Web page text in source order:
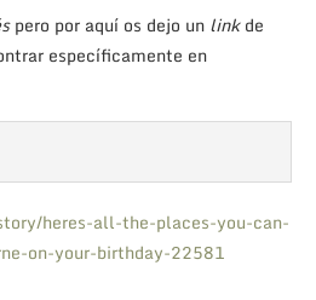
pero por aquí os dejo un linkde
específicamente en
heres-all-the-places-you-can-
on-your-birthday-22581